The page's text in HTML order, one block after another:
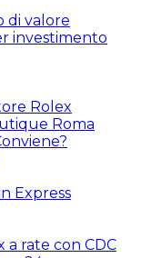
di valore
investimento
Rolex
Roma
Express
a rate con CDC